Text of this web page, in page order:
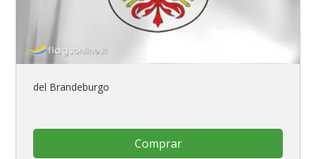
del Brandeburgo
Comprar